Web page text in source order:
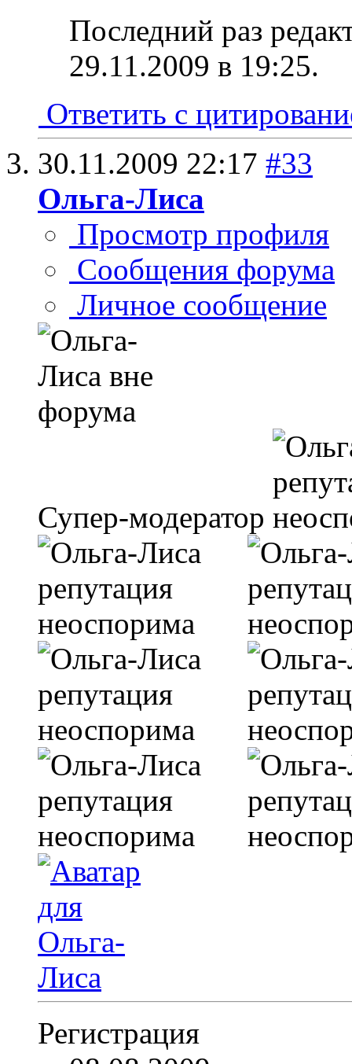
Последний раз
29.11.2009 в 19:25.
Ответить с
30.11.2009 22:17 #33
Ольга-Лиса
Просмотр профиля
Сообщения форума
Личное сообщение
Супер-модератор
Регистрация